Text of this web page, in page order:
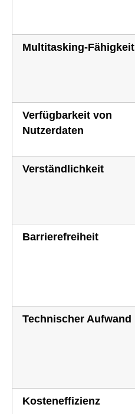
Multitasking-Fähigkeit
Verfügbarkeit von
Nutzerdaten
Verständlichkeit
Barrierefreiheit
Technischer Aufwand
Kosteneffizienz